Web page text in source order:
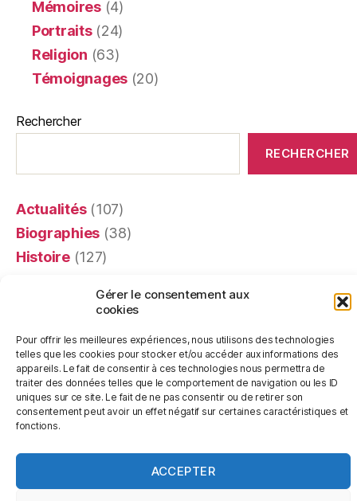
Gérer le consentement aux
cookies
Pour offrir les meilleures expériences, nous utilisons des technologies
telles que les cookies pour stocker et/ou accéder aux informations des
appareils. Le fait de consentir à ces technologies nous permettra de
traiter des données telles que le comportement de navigation ou les ID
uniques sur ce site. Le fait de ne pas consentir ou de retirer son
consentement peut avoir un effet négatif sur certaines caractéristiques et
fonctions.
ACCEPTER
Mémoires(4)
Portraits(24)
Religion (63)
Témoignages (20)
Rechercher
RECHERCHER
Actualités(107)
Biographies (38)
Histoire(127)
(4)
Recensions(401)
Religion(63)
Témoignages(20)
© 2026Les Livres de Pierre Haut↑